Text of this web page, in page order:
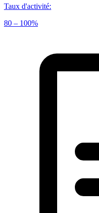
Taux d'activité:
80 – 100%